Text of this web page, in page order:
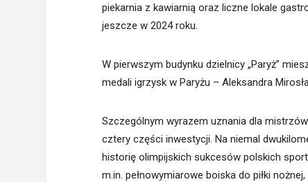
piekarnia z kawiarnią oraz liczne lokale
jeszcze w 2024 roku.
W pierwszym budynku dzielnicy „Paryż”
medali igrzysk w Paryżu – Aleksandra
Szczególnym wyrazem uznania dla
cztery części inwestycji. Na niemal
historię olimpijskich sukcesów polskich
m.in. pełnowymiarowe boiska do piłki